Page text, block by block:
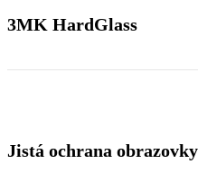
3MK HardGlass
Jistá ochrana